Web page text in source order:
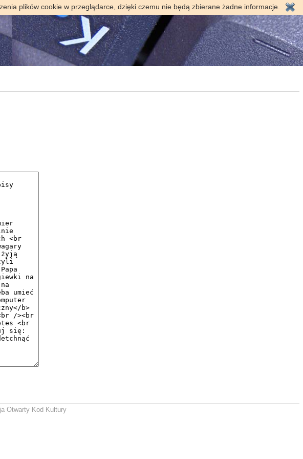
plików cookie w przeglądarce, dzięki czemu nie będą zbierane żadne informacje.
Otwarty Kod Kultury